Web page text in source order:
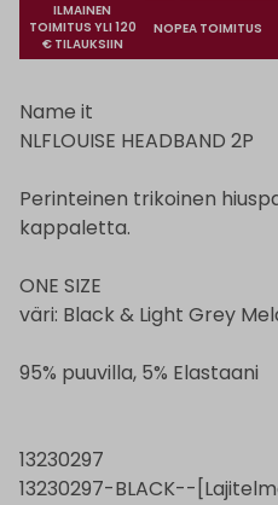
ILMAINEN
TOIMITUS YLI 120
€ TILAUKSIIN
NOPEA TOIMITUS
Name it
NLFLOUISE HEADBAND 2P
Perinteinen trikoinen
kappaletta.
ONE SIZE
väri: Black & Light Grey
95% puuvilla, 5% Elastaani
13230297
13230297-BLACK--